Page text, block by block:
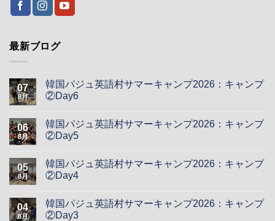
最新ブログ
07
8月
韓国パジュ英語村サマーキャンプ2026：キャンプ
②Day6
06
8月
韓国パジュ英語村サマーキャンプ2026：キャンプ
②Day5
05
8月
韓国パジュ英語村サマーキャンプ2026：キャンプ
②Day4
04
8月
韓国パジュ英語村サマーキャンプ2026：キャンプ
②Day3